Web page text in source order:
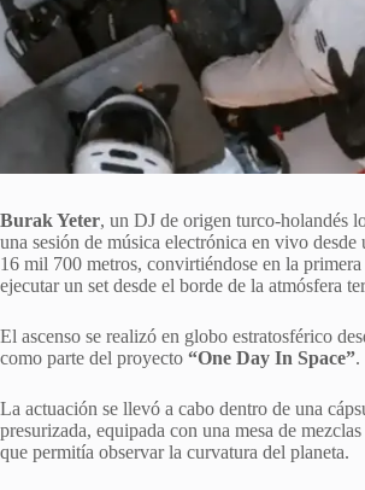
Burak Yeter, un DJ de origen turco-holandés
una sesión de música electrónica en vivo desde
16 mil 700 metros, convirtiéndose en la primera
ejecutar un set desde el borde de la atmósfera
El ascenso se realizó en globo estratosférico
como parte del proyecto “One Day In Space”.
La actuación se llevó a cabo dentro de una
presurizada, equipada con una mesa de
que permitía observar la curvatura del planeta.